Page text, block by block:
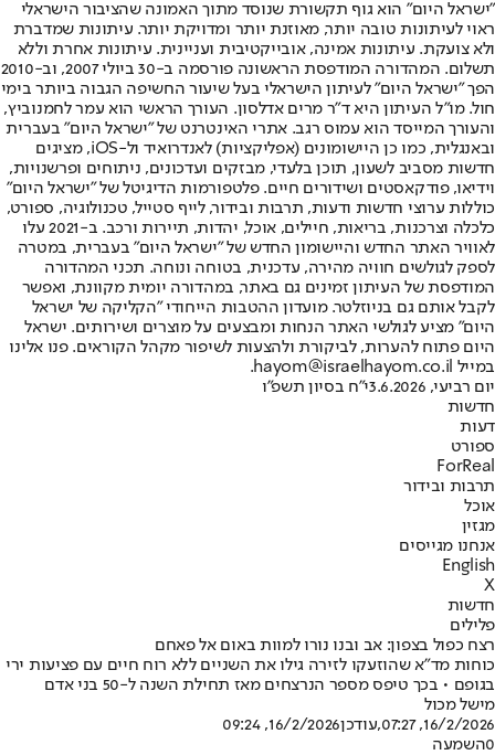
"ישראל היום" הוא גוף תקשורת שנוסד מתוך האמונה שהציבור הישראלי
ראוי לעיתונות טובה יותר, מאוזנת יותר ומדויקת יותר. עיתונות שמדברת
ולא צועקת. עיתונות אמינה, אובייקטיבית ועניינית. עיתונות אחרת וללא
תשלום. המהדורה המודפסת הראשונה פורסמה ב-30 ביולי 2007, וב-2010
הפך "ישראל היום" לעיתון הישראלי בעל שיעור החשיפה הגבוה ביותר בימי
חול. מו"ל העיתון היא ד"ר מרים אדלסון. העורך הראשי הוא עמר לחמנוביץ,
והעורך המייסד הוא עמוס רגב. אתרי האינטרנט של "ישראל היום" בעברית
ובאנגלית, כמו כן היישומונים (אפליקציות) לאנדרואיד ול-iOS, מציגים
חדשות מסביב לשעון, תוכן בלעדי, מבזקים ועדכונים, ניתוחים ופרשנויות,
וידיאו, פודקאסטים ושידורים חיים. פלטפורמות הדיגיטל של "ישראל היום"
כוללות ערוצי חדשות ודעות, תרבות ובידור, לייף סטייל, טכנולוגיה, ספורט,
כלכלה וצרכנות, בריאות, חיילים, אוכל, יהדות, תיירות ורכב. ב-2021 עלו
לאוויר האתר החדש והיישומון החדש של "ישראל היום" בעברית, במטרה
לספק לגולשים חוויה מהירה, עדכנית, בטוחה ונוחה. תכני המהדורה
המודפסת של העיתון זמינים גם באתר, במהדורה יומית מקוונת, ואפשר
לקבל אותם גם בניוזלטר. מועדון ההטבות הייחודי "הקליקה של ישראל
היום" מציע לגולשי האתר הנחות ומבצעים על מוצרים ושירותים. ישראל
היום פתוח להערות, לביקורת ולהצעות לשיפור מקהל הקוראים. פנו אלינו
במייל hayom@israelhayom.co.il.
יום רביעי, 3.6.2026
י"ח בסיון תשפ"ו
חדשות
דעות
ספורט
ForReal
תרבות ובידור
אוכל
מגזין
אנחנו מגייסים
English
X
חדשות
פלילים
רצח כפול בצפון: אב ובנו נורו למוות באום אל פאחם
כוחות מד"א שהוזעקו לזירה גילו את השניים ללא רוח חיים עם פציעות ירי
בגופם • בכך טיפס מספר הנרצחים מאז תחילת השנה ל-50 בני אדם
מישל מכול
16/2/2026, 07:27
,עודכן16/2/2026, 09:24
0השמעה